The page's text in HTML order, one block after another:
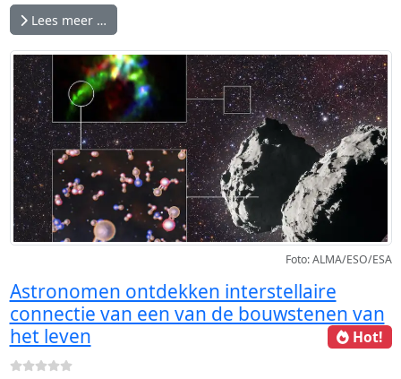
Lees meer …
Foto: ALMA/ESO/ESA
Astronomen ontdekken interstellaire
connectie van een van de bouwstenen van
het leven
Hot!